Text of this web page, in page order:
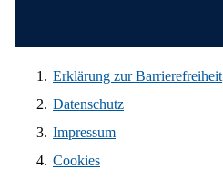
Erklärung zur Barrierefreiheit
Datenschutz
Impressum
Cookies